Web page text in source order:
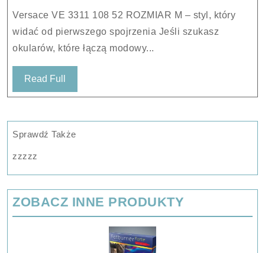
ROZMIAR
M
Versace VE 3311 108 52 ROZMIAR M – styl, który
widać od pierwszego spojrzenia Jeśli szukasz
okularów, które łączą modowy...
Read Full
Full
Sprawdź Także
zzzzz
ZOBACZ INNE PRODUKTY